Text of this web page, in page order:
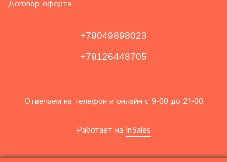
Договор-оферта
+79049898023
+79126448705
Отвечаем на телефон и онлайн с 9-00 до 21-00
Работает на InSales